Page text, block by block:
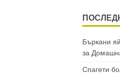
Бъркани
за
Спагети